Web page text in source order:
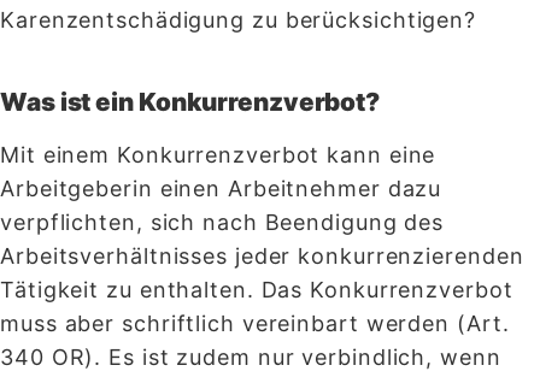
Karenzentschädigung zu berücksichtigen?
Was ist ein Konkurrenzverbot?
Mit einem Konkurrenzverbot kann eine
Arbeitgeberin einen Arbeitnehmer dazu
verpflichten, sich nach Beendigung des
Arbeitsverhältnisses jeder konkurrenzierenden
Tätigkeit zu enthalten. Das Konkurrenzverbot
muss aber schriftlich vereinbart werden (Art.
340 OR). Es ist zudem nur verbindlich, wenn